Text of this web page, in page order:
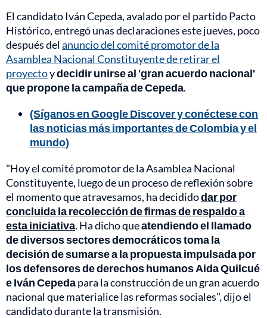
El candidato Iván Cepeda, avalado por el partido Pacto
Histórico, entregó unas declaraciones este jueves, poco
después delanuncio del comité promotor de la
Asamblea Nacional Constituyente de retirar el
proyectoydecidir unirse al 'gran acuerdo nacional'
que propone la campaña de Cepeda.
(Síganos en Google Discover y conéctese con
las noticias más importantes de Colombia y el
mundo)
"Hoy el comité promotor de la Asamblea Nacional
Constituyente, luego de un proceso de reflexión sobre
el momento que atravesamos, ha decididodar por
concluida la recolección de firmas de respaldo a
esta iniciativa. Ha dicho queatendiendo el llamado
de diversos sectores democráticos toma la
decisión de sumarse a la propuesta impulsada por
los defensores de derechos humanos Aida Quilcué
e Iván Cepedapara la construcción de un gran acuerdo
nacional que materialice las reformas sociales", dijo el
candidato durante la transmisión.